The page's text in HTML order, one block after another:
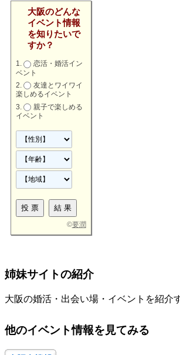
大阪のどんな
イベント情報
を知りたいで
すか？
恋活・婚活イン
ベント
友達とワイワイ
楽しめるイベント
親子で楽しめる
イベント
©要潤
姉妹サイトの紹介
大阪の婚活・出会い場・イベントを紹介
他のイベント情報を見てみる